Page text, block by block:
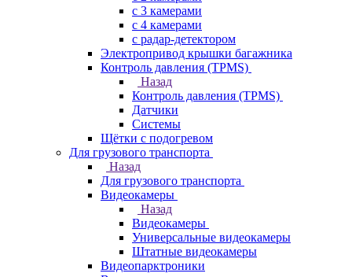
с 3 камерами
с 4 камерами
с радар-детектором
Электропривод крышки багажника
Контроль давления (TPMS)
Назад
Контроль давления (TPMS)
Датчики
Системы
Щётки с подогревом
Для грузового транспорта
Назад
Для грузового транспорта
Видеокамеры
Назад
Видеокамеры
Универсальные видеокамеры
Штатные видеокамеры
Видеопарктроники